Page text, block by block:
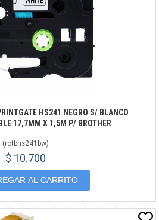
HS241 NEGRO S/ BLANCO
17,7MM X 1,5M P/ BROTHER
(rotbhs241bw)
$ 10.700
AL CARRITO